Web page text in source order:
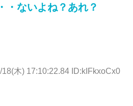
・ないよね？あれ？
18(木) 17:10:22.84 ID:kIFkxoCx0